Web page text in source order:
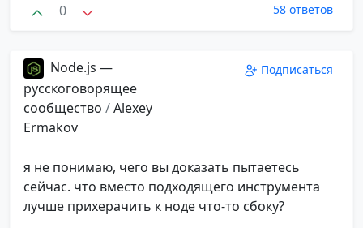
0 58 ответов
Node.js —
русскоговорящее
сообщество /Alexey
Ermakov
Подписаться
я не понимаю, чего вы доказать пытаетесь
сейчас. что вместо подходящего инструмента
лучше прихерачить к ноде что-то сбоку?